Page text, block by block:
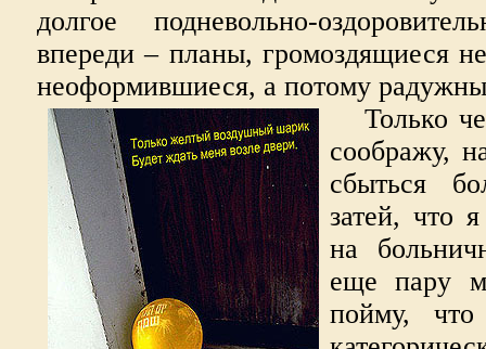
долгое подневольно-
впереди – планы, громоздящиеся
неоформившиеся, а потому
Только
соображу,
сбыться
затей, что
на
еще пару
пойму,